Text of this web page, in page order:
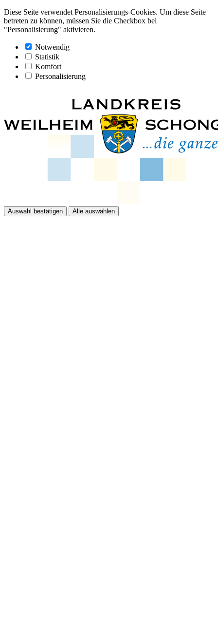
Diese Seite verwendet Personalisierungs-Cookies. Um diese Seite
betreten zu können, müssen Sie die Checkbox bei
"Personalisierung" aktivieren.
Notwendig
Statistik
Komfort
Personalisierung
Auswahl bestätigen Alle auswählen